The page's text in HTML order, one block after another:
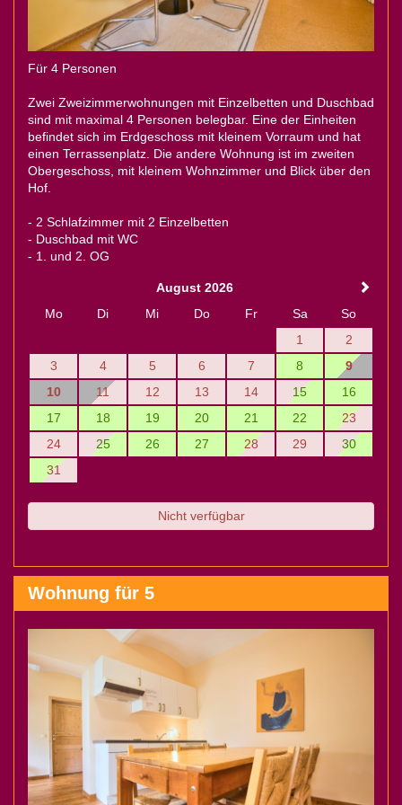
Für 4 Personen
Zwei Zweizimmerwohnungen mit Einzelbetten und Duschbad
sind mit maximal 4 Personen belegbar. Eine der Einheiten
befindet sich im Erdgeschoss mit kleinem Vorraum und hat
einen Terrassenplatz. Die andere Wohnung ist im zweiten
Obergeschoss, mit kleinem Wohnzimmer und Blick über den
Hof.
- 2 Schlafzimmer mit 2 Einzelbetten
- Duschbad mit WC
- 1. und 2. OG
August 2026
Mo
Di Mi Do Fr Sa
So
1
2
3
4 5 6 7 8
9
10
11 12 13 14 15
16
17
18 19 20 21 22
23
24
25 26 27 28 29
30
31
Nicht verfügbar
Wohnung für 5